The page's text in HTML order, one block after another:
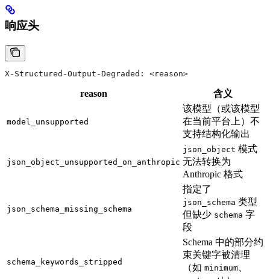
响应头
X-Structured-Output-Degraded: <reason>
reason 含义
model_unsupported
该模型（或该模型
在当前平台上）不
支持结构化输出
json_object_unsupported_on_anthropic
json_object 模式
无法转换为
Anthropic 格式
json_schema_missing_schema
指定了
json_schema 类型
但缺少 schema 字
段
schema_keywords_stripped
Schema 中的部分约
束关键字被清理
（如 minimum